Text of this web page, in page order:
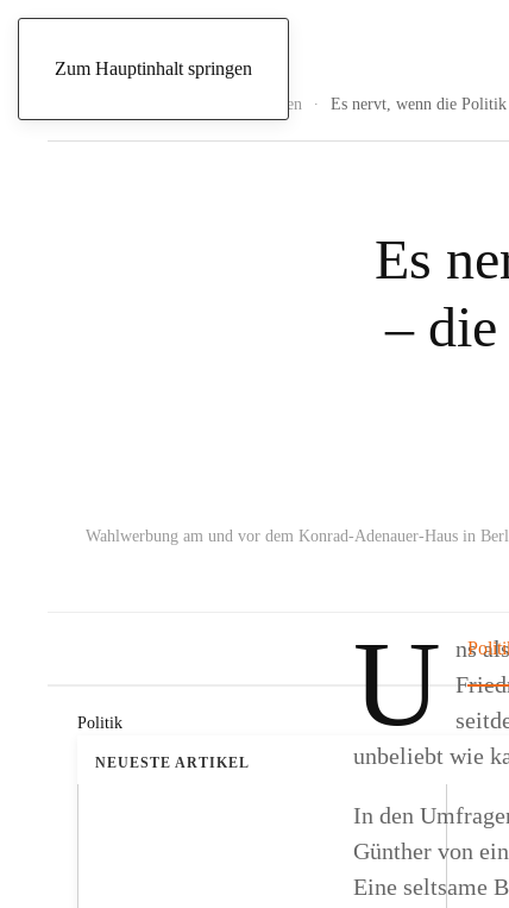
Zum Hauptinhalt springen
Politik
NEUESTE ARTIKEL
Innen Es nervt, wenn die
Es
–
Wahlwerbung am und vor dem Konrad-Adenauer-Haus in
U
ns
unbeliebt wie
In den
Günther von
Eine seltsame